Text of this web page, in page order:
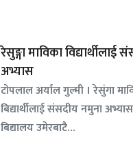
रेसुङ्गा माविका विद्यार्थीलाई
अभ्यास
टोपलाल अर्याल गुल्मी । रेसुंगा
बिद्यार्थीलाई संसदीय नमुना
बिद्यालय उमेरबाटै…